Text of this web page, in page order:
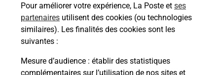
Pour améliorer votre expérience, La Poste et ses
partenaires utilisent des cookies (ou technologies
similaires). Les finalités des cookies sont les
suivantes :
Mesure d’audience : établir des statistiques
complémentaires sur l’utilisation de nos sites et
Prochaine collecte du courrierlundià 08h30
Le lien s'ouvre dans un nouvel onglet